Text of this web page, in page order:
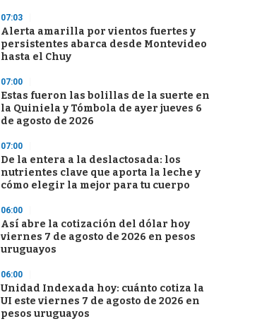
07:03
Alerta amarilla por vientos fuertes y
persistentes abarca desde Montevideo
hasta el Chuy
07:00
Estas fueron las bolillas de la suerte en
la Quiniela y Tómbola de ayer jueves 6
de agosto de 2026
07:00
De la entera a la deslactosada: los
nutrientes clave que aporta la leche y
cómo elegir la mejor para tu cuerpo
06:00
Así abre la cotización del dólar hoy
viernes 7 de agosto de 2026 en pesos
uruguayos
06:00
Unidad Indexada hoy: cuánto cotiza la
UI este viernes 7 de agosto de 2026 en
pesos uruguayos